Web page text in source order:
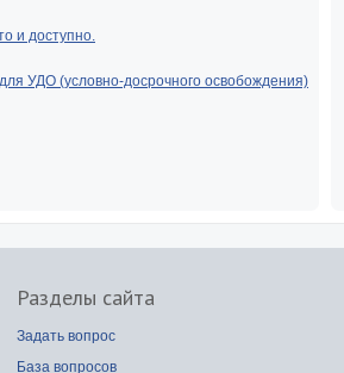
и доступно.
УДО (условно-досрочного освобождения)
Разделы сайта
Задать вопрос
База вопросов